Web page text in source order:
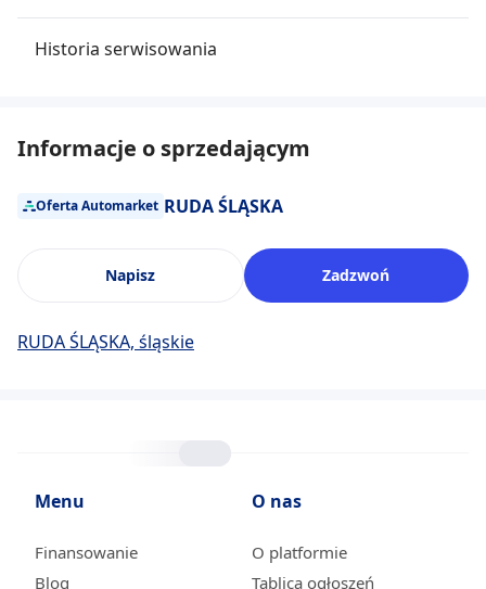
Historia serwisowania
Informacje o sprzedającym
Oferta Automarket RUDA ŚLĄSKA
Napisz Zadzwoń
RUDA ŚLĄSKA, śląskie
Menu
Finansowanie
Blog
O nas
O platformie
Tablica ogłoszeń